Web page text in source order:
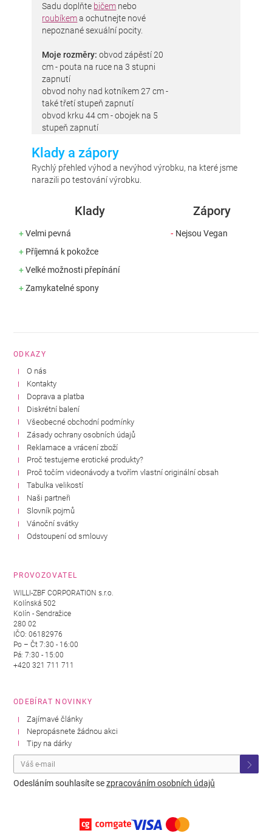
Sadu doplňte bičem nebo
roubíkema ochutnejte nové
nepoznané sexuální pocity.
Moje rozměry: obvod zápěstí 20
cm - pouta na ruce na 3 stupni
zapnutí
obvod nohy nad kotníkem 27 cm -
také třetí stupeň zapnutí
obvod krku 44 cm - obojek na 5
stupeň zapnutí
Klady a zápory
Rychlý přehled výhod a nevýhod výrobku, na které jsme
narazili po testování výrobku.
Klady Zápory
+Velmi pevná - Nejsou Vegan
+Příjemná k pokožce
+Velké možnosti přepínání
+Zamykatelné spony
ODKAZY
O nás
Kontakty
Doprava a platba
Diskrétní balení
Všeobecné obchodní podmínky
Zásady ochrany osobních údajů
Reklamace a vrácení zboží
Proč testujeme erotické produkty?
Proč točím videonávody a tvořím vlastní originální obsah
Tabulka velikostí
Naši partneři
Slovník pojmů
Vánoční svátky
Odstoupení od smlouvy
PROVOZOVATEL
WILLI-ZBF CORPORATION s.r.o.
Kolínská 502
Kolín - Sendražice
280 02
IČO: 06182976
Po – Čt 7:30 - 16:00
Pá: 7:30 - 15:00
+420 321 711 711
ODEBÍRAT NOVINKY
Zajímavé články
Nepropásnete žádnou akci
Tipy na dárky
Odesláním souhlasíte sezpracováním osobních údajů